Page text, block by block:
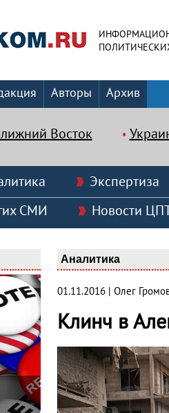
Авторы Архив
Восток
Экспертиза
СМИ Новости
Аналитика
01.11.2016 | Олег
Клинч в